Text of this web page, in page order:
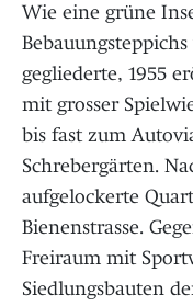
Wie eine grüne
gegliederte, 1955
mit grosser
bis fast zum
Schrebergärten.
aufgelockerte
Bienenstrasse.
Freiraum mit
Siedlungsbauten